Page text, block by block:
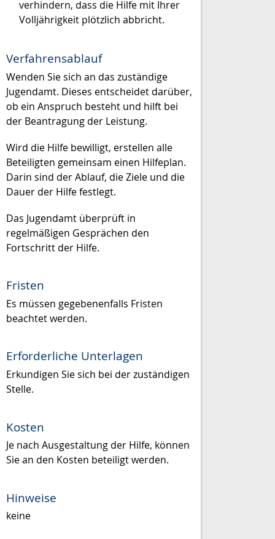
verhindern, dass die Hilfe mit Ihrer
Volljährigkeit plötzlich abbricht.
Verfahrensablauf
Wenden Sie sich an das zuständige
Jugendamt. Dieses entscheidet darüber,
ob ein Anspruch besteht und hilft bei
der Beantragung der Leistung.
Wird die Hilfe bewilligt, erstellen alle
Beteiligten gemeinsam einen Hilfeplan.
Darin sind der Ablauf, die Ziele und die
Dauer der Hilfe festlegt.
Das Jugendamt überprüft in
regelmäßigen Gesprächen den
Fortschritt der Hilfe.
Fristen
Es müssen gegebenenfalls Fristen
beachtet werden.
Erforderliche Unterlagen
Erkundigen Sie sich bei der zuständigen
Stelle.
Kosten
Je nach Ausgestaltung der Hilfe, können
Sie an den Kosten beteiligt werden.
Hinweise
keine